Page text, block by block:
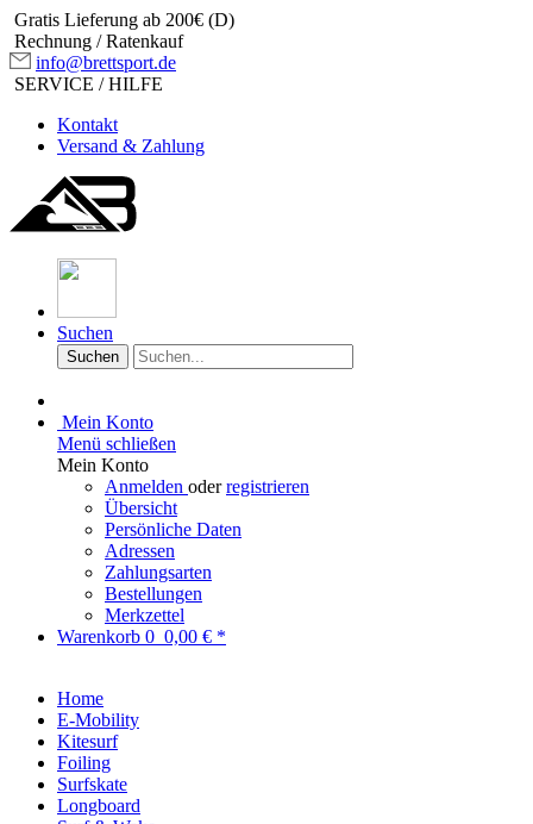
Gratis Lieferung ab 200€ (D)
Rechnung / Ratenkauf
info@brettsport.de
SERVICE / HILFE
Kontakt
Versand & Zahlung
Suchen
Suchen
Mein Konto
Menü schließen
Mein Konto
Anmelden oderregistrieren
Übersicht
Persönliche Daten
Adressen
Zahlungsarten
Bestellungen
Merkzettel
Warenkorb 0 0,00 € *
Home
E-Mobility
Kitesurf
Foiling
Surfskate
Longboard